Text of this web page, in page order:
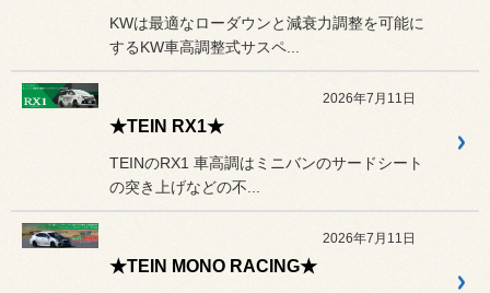
KWは最適なローダウンと減衰力調整を可能に
するKW車高調整式サスペ...
2026年7月11日
★TEIN RX1★
TEINのRX1 車高調はミニバンのサードシート
の突き上げなどの不...
2026年7月11日
★TEIN MONO RACING★